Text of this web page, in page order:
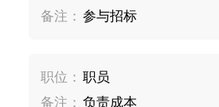
备注： 参与招标
职位： 职员
备注： 负责成本